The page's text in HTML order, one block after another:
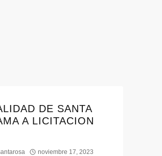
DE SANTA
A LICITACION
noviembre 17, 2023